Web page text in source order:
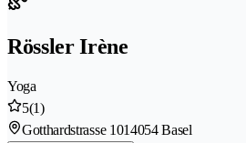
Rössler Irène
Yoga
5(1)
Gotthardstrasse 1014054 Basel